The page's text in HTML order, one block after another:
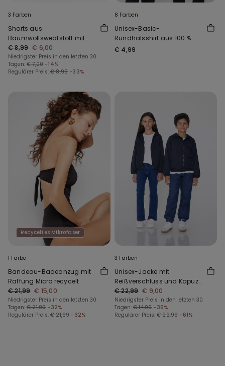
3 Farben
Shorts aus
Baumwollsweatstoff mit
Taschen für Jungen
€ 8,99 € 6,00
Niedrigster Preis in den letzten 30
Tagen: € 7,00 -14%
Regulärer Preis: € 8,99 -33%
8 Farben
Unisex-Basic-
Rundhalsshirt aus 100 %
Baumwolle für Kinder
€ 4,99
Recyceltes Mikrofaser
1 Farbe
Bandeau-Badeanzug mit
Raffung Micro recycelt
€ 21,99 € 15,00
Niedrigster Preis in den letzten 30
Tagen: € 21,99 -32%
Regulärer Preis: € 21,99 -32%
3 Farben
Unisex-Jacke mit
Reißverschluss und Kapuze
aus Funktionsgewebe für
Kinder
€ 22,99 € 9,00
Niedrigster Preis in den letzten 30
Tagen: € 14,00 -36%
Regulärer Preis: € 22,99 -61%